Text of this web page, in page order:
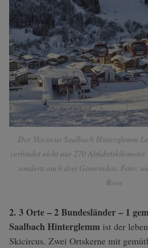
Der Skicircus Saalbach Hinterglemm
verbindet nicht nur 270 Abfahrtskilometer
sondern auch drei Gemeinden. Foto:
Roos
2. 3 Orte – 2 Bundesländer – 1
Saalbach Hinterglemm ist der
Skicircus. Zwei Ortskerne mit